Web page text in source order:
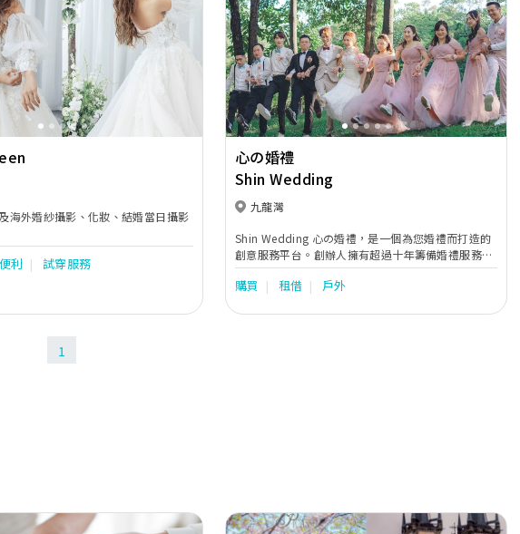
海外婚紗攝影、化妝、結婚當日攝影
利 試穿服務
Previous Next
心の婚禮
Shin Wedding
九龍灣
Shin Wedding 心の婚禮，是一個為您婚禮而打造的
創意服務平台。創辦人擁有超過十年籌備婚禮服務的
經驗，我們用心知您所想，除了提供專業意見外，更
為您搜索婚禮需要的每一個細節，務求令每一對準新
購買 租借 戶外
1